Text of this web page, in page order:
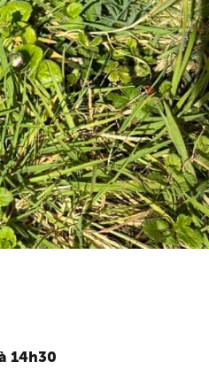
14h30